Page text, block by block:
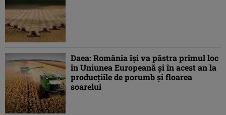
Daea: România îşi va păstra primul loc
în Uniunea Europeană şi în acest an la
producţiile de porumb şi floarea
soarelui